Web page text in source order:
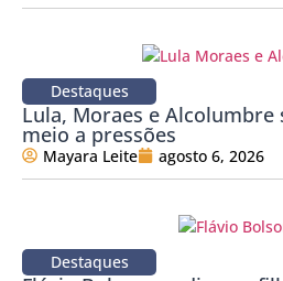
Destaques
Lula, Moraes e
meio a pressões
Mayara Leite agosto 6, 2026
Destaques